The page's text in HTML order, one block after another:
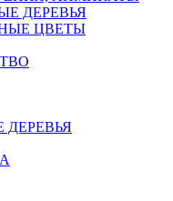
ДЕРЕВЬЯ
ЦВЕТЫ